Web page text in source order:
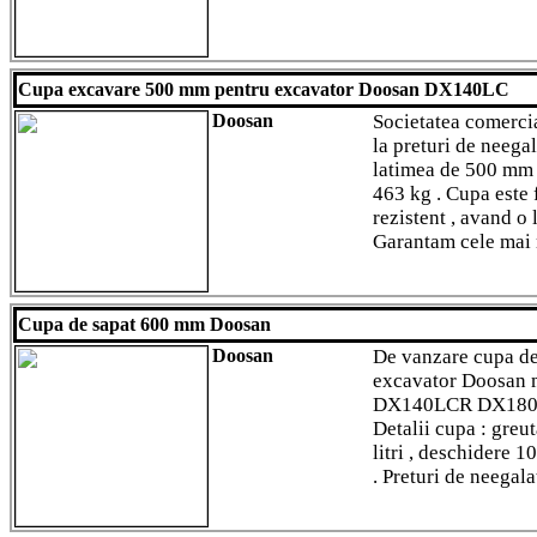
Cupa excavare 500 mm pentru excavator Doosan DX140LC
Doosan
Societatea
la preturi de
latimea de 500
463 kg . Cupa
rezistent , avand o
Garantam cele
Cupa de sapat 600 mm Doosan
Doosan
De vanzare cupa
excavator Doosan
DX140LCR
Detalii cupa :
litri , deschidere
. Preturi de